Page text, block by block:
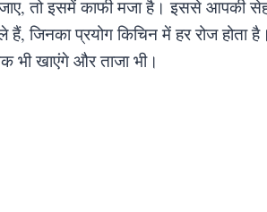
तो इसमें काफी मजा है। इससे आपकी
जिनका प्रयोग किचिन में हर रोज होता
खाएंगे और ताजा भी।